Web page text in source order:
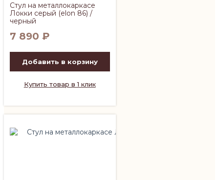
Стул на металлокаркасе
Локки серый (elon 86) /
черный
7 890 ₽
Добавить в корзину
Купить товар в 1 клик